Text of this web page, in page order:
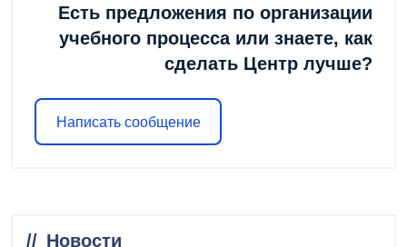
Есть предложения по организации
учебного процесса или знаете, как
сделать Центр лучше?
Написать сообщение
Новости